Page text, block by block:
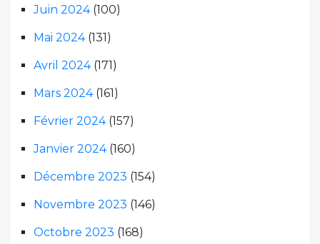
Juin 2024(100)
Mai 2024(131)
Avril 2024(171)
Mars 2024(161)
Février 2024(157)
Janvier 2024(160)
Décembre 2023 (154)
Novembre 2023 (146)
Octobre 2023 (168)